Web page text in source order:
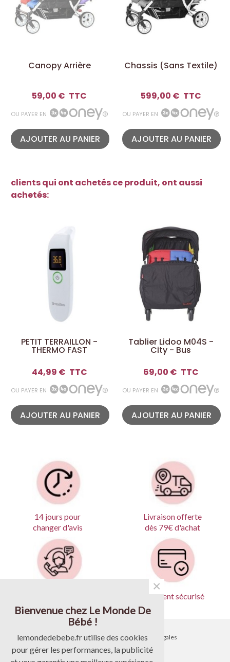
Canopy Arrière
59,00 € TTC
OU PAYER EN
AJOUTER AU PANIER
Chassis (sans Textile)
599,00 € TTC
OU PAYER EN
AJOUTER AU PANIER
clients qui ont achetés ce produit, ont aussi
achetés:
PETIT TERRAILLON -
THERMO FAST
44,99 € TTC
OU PAYER EN
AJOUTER AU PANIER
Tablier Lidoo M04S -
City - Bus
69,00 € TTC
OU PAYER EN
AJOUTER AU PANIER
14 jours pour
changer d'avis
Livraison offerte
dès 79€ d'achat
Paiement sécurisé
•Contactez-nous
Livraison
•Mentions légales
Bienvenue chez Le Monde De
Bébé !
lemondedebebe.fr utilise des cookies
pour gérer les performances, la publicité
×